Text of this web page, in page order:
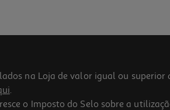
na Loja de valor igual ou superior
.
o Imposto do Selo sobre a